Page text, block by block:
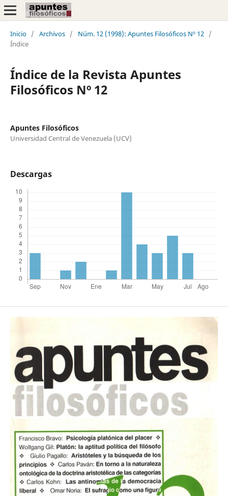
Inicio / Archivos / Núm. 12 (1998): Apuntes Filosóficos Nº 12 /
Índice
Índice de la Revista Apuntes
Filosóficos Nº 12
Apuntes Filosóficos
Universidad Central de Venezuela (UCV)
Descargas